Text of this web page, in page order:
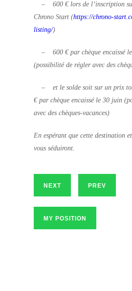
– 600 € lors de l’inscription
Chrono Start (https://chrono-
listing/)
– 600 € par chèque encaissé le
(possibilité de régler avec des
– et le solde soit sur un prix
€ par chèque encaissé le 30 juin
avec des chèques-vacances)
En espérant que cette destination
vous séduiront.
NEXT PREV
MY POSITION